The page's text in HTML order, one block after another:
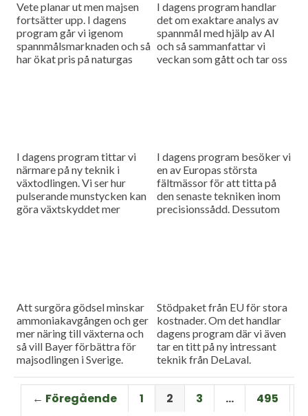
Vete planar ut men majsen
fortsätter upp. I dagens
program går vi igenom
spannmålsmarknaden och så
har ökat pris på naturgas
I dagens program handlar
det om exaktare analys av
spannmål med hjälp av AI
och så sammanfattar vi
veckan som gått och tar oss
I dagens program tittar vi
närmare på ny teknik i
växtodlingen. Vi ser hur
pulserande munstycken kan
göra växtskyddet mer
I dagens program besöker vi
en av Europas största
fältmässor för att titta på
den senaste tekniken inom
precisionssådd. Dessutom
Att surgöra gödsel minskar
ammoniakavgången och ger
mer näring till växterna och
så vill Bayer förbättra för
majsodlingen i Sverige.
Stödpaket från EU för stora
kostnader. Om det handlar
dagens program där vi även
tar en titt på ny intressant
teknik från DeLaval.
← Föregående 1 2 3 …
495